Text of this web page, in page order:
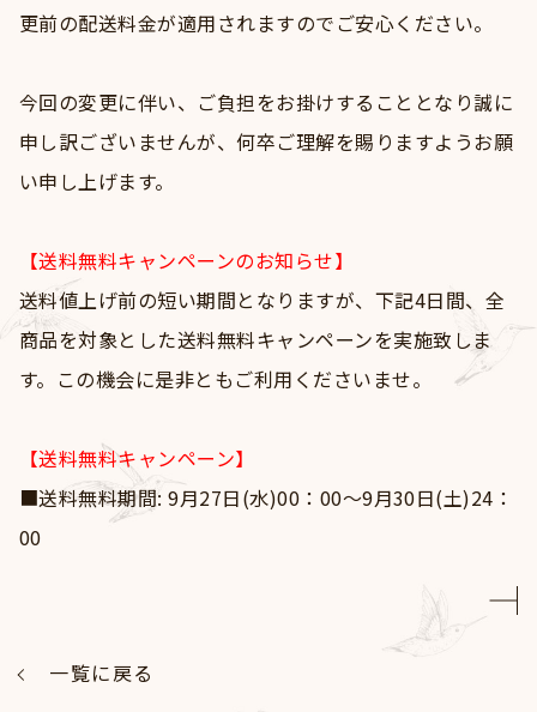
更前の配送料金が適用されますのでご安心ください。
今回の変更に伴い、ご負担をお掛けすることとなり誠に
申し訳ございませんが、何卒ご理解を賜りますようお願
い申し上げます。
【送料無料キャンペーンのお知らせ】
送料値上げ前の短い期間となりますが、下記4日間、全
商品を対象とした送料無料キャンペーンを実施致しま
す。この機会に是非ともご利用くださいませ。
【送料無料キャンペーン】
■送料無料期間: 9月27日(水)00：00〜9月30日(土)24：
00
一覧に戻る